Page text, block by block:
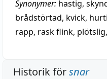
Synonymer: hastig,
brådstörtad, kvick,
rapp, rask flink, plötslig,
Historik försnar